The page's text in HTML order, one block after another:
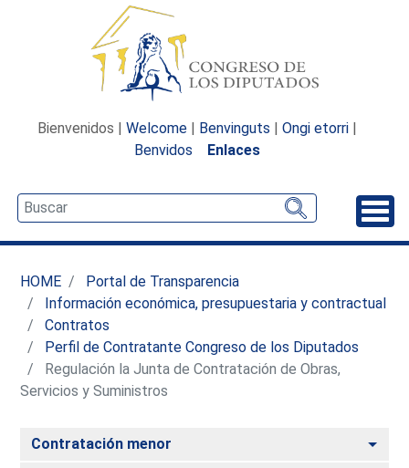
Bienvenidos | Welcome | Benvinguts | Ongi etorri |
Benvidos
Enlaces
HOME
Portal de Transparencia
Información económica, presupuestaria y contractual
Contratos
Perfil de Contratante Congreso de los Diputados
Regulación la Junta de Contratación de Obras,
Servicios y Suministros
Contratación menor